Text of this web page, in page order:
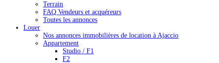
Terrain
FAQ Vendeurs et acquéreurs
Toutes les annonces
Louer
Nos annonces immobilières de location à Ajaccio
Appartement
Studio / F1
F2